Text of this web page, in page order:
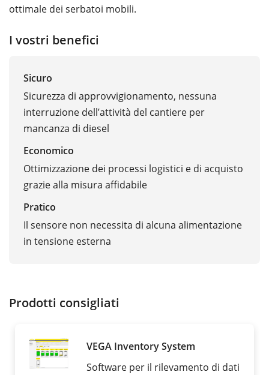
ottimale dei serbatoi mobili.
I vostri benefici
Sicuro
Sicurezza di approvvigionamento, nessuna
interruzione dell’attività del cantiere per
mancanza di diesel
Economico
Ottimizzazione dei processi logistici e di acquisto
grazie alla misura affidabile
Pratico
Il sensore non necessita di alcuna alimentazione
in tensione esterna
Prodotti consigliati
VEGA Inventory System
Software per il rilevamento di dati